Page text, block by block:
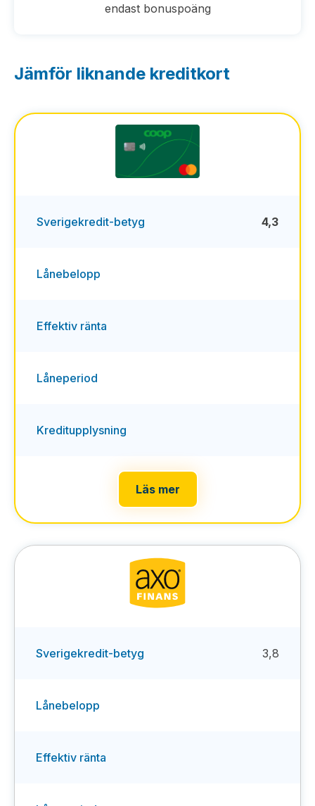
endast bonuspoäng
Jämför liknande kreditkort
Sverigekredit-betyg 4,3
Lånebelopp
Effektiv ränta
Låneperiod
Kreditupplysning
Läs mer
Sverigekredit-betyg 3,8
Lånebelopp
Effektiv ränta